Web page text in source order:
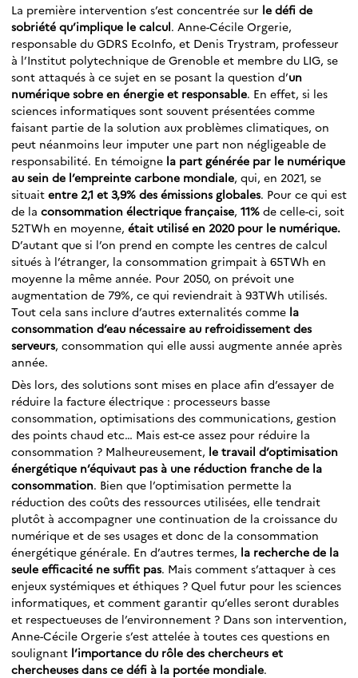
La première intervention s’est concentrée sur le défi de
sobriété qu’implique le calcul. Anne-Cécile Orgerie,
responsable du GDRS EcoInfo, et Denis Trystram, professeur
à l’Institut polytechnique de Grenoble et membre du LIG, se
sont attaqués à ce sujet en se posant la question d’un
numérique sobre en énergie et responsable. En effet, si les
sciences informatiques sont souvent présentées comme
faisant partie de la solution aux problèmes climatiques, on
peut néanmoins leur imputer une part non négligeable de
responsabilité. En témoigne la part générée par le numérique
au sein de l’empreinte carbone mondiale, qui, en 2021, se
situait entre 2,1 et 3,9% des émissions globales. Pour ce qui est
de la consommation électrique française, 11% de celle-ci, soit
52TWh en moyenne, était utilisé en 2020 pour le numérique.
D’autant que si l’on prend en compte les centres de calcul
situés à l’étranger, la consommation grimpait à 65TWh en
moyenne la même année. Pour 2050, on prévoit une
augmentation de 79%, ce qui reviendrait à 93TWh utilisés.
Tout cela sans inclure d’autres externalités comme la
consommation d’eau nécessaire au refroidissement des
serveurs, consommation qui elle aussi augmente année après
année.
Dès lors, des solutions sont mises en place afin d’essayer de
réduire la facture électrique : processeurs basse
consommation, optimisations des communications, gestion
des points chaud etc… Mais est-ce assez pour réduire la
consommation ? Malheureusement, le travail d’optimisation
énergétique n’équivaut pas à une réduction franche de la
consommation. Bien que l’optimisation permette la
réduction des coûts des ressources utilisées, elle tendrait
plutôt à accompagner une continuation de la croissance du
numérique et de ses usages et donc de la consommation
énergétique générale. En d’autres termes, la recherche de la
seule efficacité ne suffit pas. Mais comment s’attaquer à ces
enjeux systémiques et éthiques ? Quel futur pour les sciences
informatiques, et comment garantir qu’elles seront durables
et respectueuses de l’environnement ? Dans son intervention,
Anne-Cécile Orgerie s’est attelée à toutes ces questions en
soulignant l’importance du rôle des chercheurs et
chercheuses dans ce défi à la portée mondiale.